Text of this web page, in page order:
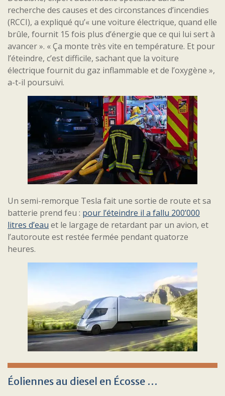
recherche des causes et des circonstances d’incendies
(RCCI), a expliqué qu’« une voiture électrique, quand elle
brûle, fournit 15 fois plus d’énergie que ce qui lui sert à
avancer ». « Ça monte très vite en température. Et pour
l’éteindre, c’est difficile, sachant que la voiture
électrique fournit du gaz inflammable et de l’oxygène »,
a-t-il poursuivi.
Un semi-remorque Tesla fait une sortie de route et sa
batterie prend feu : pour l’éteindre il a fallu 200’000
litres d’eau et le largage de retardant par un avion, et
l’autoroute est restée fermée pendant quatorze
heures.
Éoliennes au diesel en Écosse …